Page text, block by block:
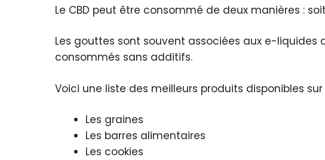
Le CBD peut être consommé de deux manières :
Les gouttes sont souvent associées aux e-
consommés sans additifs.
Voici une liste des meilleurs produits disponibles
Les graines
Les barres alimentaires
Les cookies